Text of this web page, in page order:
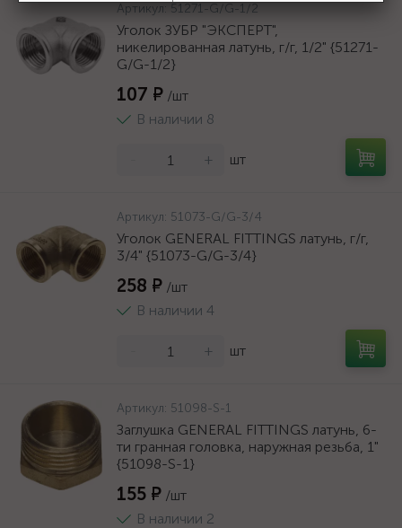
Артикул: 51271-G/G-1/2
Уголок ЗУБР "ЭКСПЕРТ",
никелированная латунь, г/г, 1/2" {51271-
G/G-1/2}
107 ₽ /шт
В наличии 8
+ шт
Артикул: 51073-G/G-3/4
Уголок GENERAL FITTINGS латунь, г/г,
3/4" {51073-G/G-3/4}
258 ₽ /шт
В наличии 4
+ шт
Артикул: 51098-S-1
Заглушка GENERAL FITTINGS латунь, 6-
ти гранная головка, наружная резьба, 1"
{51098-S-1}
155 ₽ /шт
В наличии 2